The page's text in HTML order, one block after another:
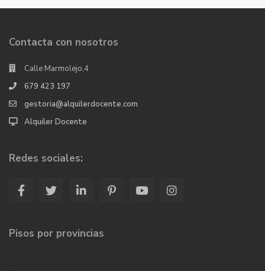
Contacta con nosotros
Calle Marmolejo,4
679 423 197
gestoria@alquilerdocente.com
Alquiler Docente
Redes sociales:
Pisos por provincias